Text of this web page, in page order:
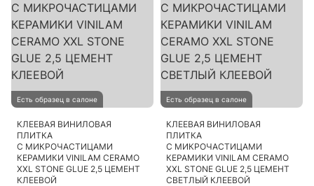
Есть образец в салоне
КЛЕЕВАЯ ВИНИЛОВАЯ
ПЛИТКА
С МИКРОЧАСТИЦАМИ
КЕРАМИКИ VINILAM CERAMO
XXL STONE GLUE 2,5 ЦЕМЕНТ
КЛЕЕВОЙ
Есть образец в салоне
КЛЕЕВАЯ ВИНИЛОВАЯ
ПЛИТКА
С МИКРОЧАСТИЦАМИ
КЕРАМИКИ VINILAM CERAMO
XXL STONE GLUE 2,5 ЦЕМЕНТ
СВЕТЛЫЙ КЛЕЕВОЙ